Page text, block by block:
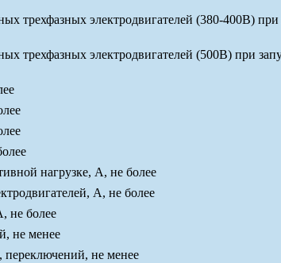
трехфазных электродвигателей (380-400В) при
трехфазных электродвигателей (500В) при
нагрузке, А, не более
А, не более
не более
не менее
переключений, не менее